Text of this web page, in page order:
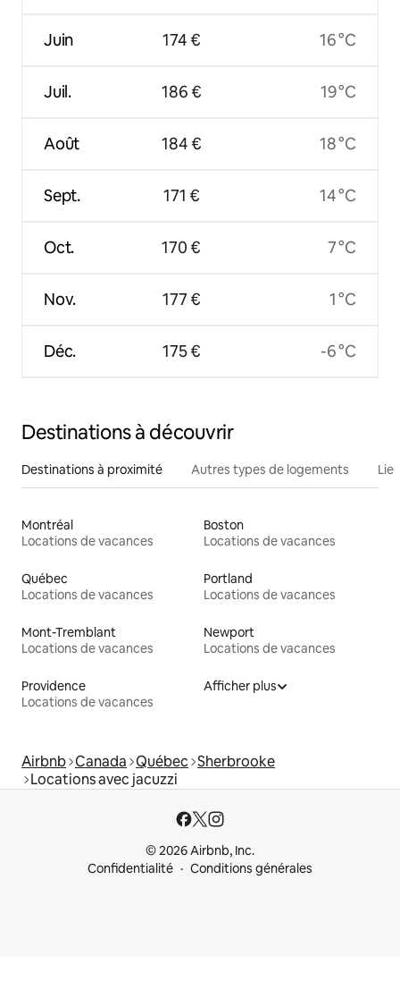
Juin
Juil.
Août
Sept.
Oct.
Nov.
Déc.
174 €
186 €
184 €
171 €
170 €
177 €
175 €
16 °C
19 °C
18 °C
14 °C
7 °C
1 °C
-6 °C
Destinations à découvrir
Destinations à proximité Autres types de logements
Montréal
Locations de vacances
Boston
Locations de vacances
Québec
Locations de vacances
Portland
Locations de vacances
Mont-Tremblant
Locations de vacances
Newport
Locations de vacances
Providence
Locations de vacances
Afficher plus
Airbnb Canada Québec Sherbrooke
Locations avec jacuzzi
© 2026 Airbnb, Inc.
Confidentialité
Conditions générales